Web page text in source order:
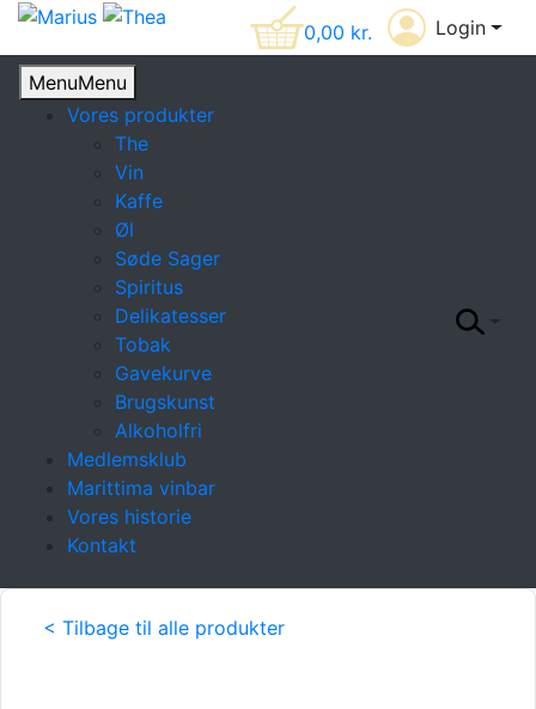
0,00 kr. Login
MenuMenu
Vores produkter
The
Vin
Kaffe
Øl
Søde Sager
Spiritus
Delikatesser
Tobak
Gavekurve
Brugskunst
Alkoholfri
Medlemsklub
Marittima vinbar
Vores historie
Kontakt
< Tilbage til alle produkter